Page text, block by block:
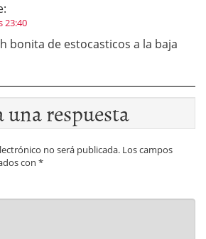
23:40
bonita de estocasticos a la baja
una respuesta
no será publicada. Los campos
con *